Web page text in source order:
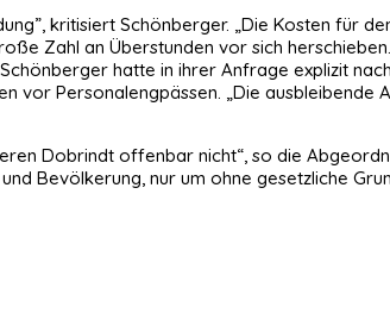
kritisiert Schönberger. „Die Kosten für
Zahl an Überstunden vor sich
hatte in ihrer Anfrage explizit
vor Personalengpässen. „Die ausbleibende
Dobrindt offenbar nicht“, so die
Bevölkerung, nur um ohne gesetzliche